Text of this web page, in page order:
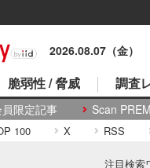
2026.08.07（金）
限定記事 Scan
脆弱性 / 脅威 調査
100 X RSS
注目検索